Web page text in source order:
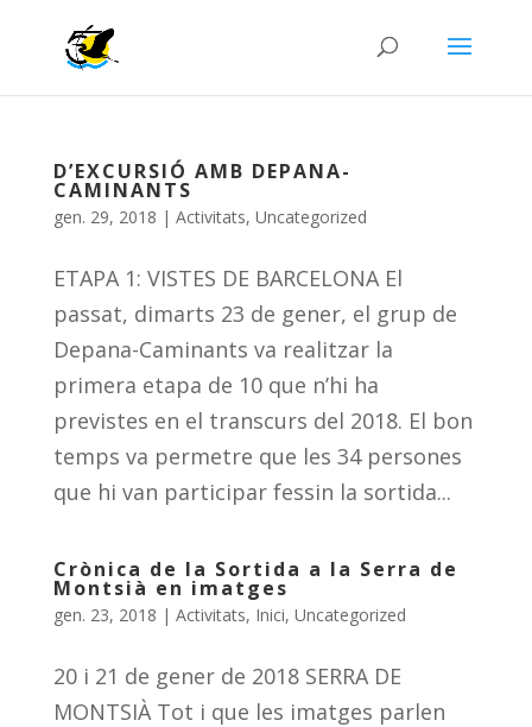
D’EXCURSIÓ AMB DEPANA-
CAMINANTS
gen. 29, 2018 | Activitats, Uncategorized
ETAPA 1: VISTES DE BARCELONA El
passat, dimarts 23 de gener, el grup de
Depana-Caminants va realitzar la
primera etapa de 10 que n’hi ha
previstes en el transcurs del 2018. El bon
temps va permetre que les 34 persones
que hi van participar fessin la sortida...
Crònica de la Sortida a la Serra de
Montsià en imatges
gen. 23, 2018 | Activitats, Inici, Uncategorized
20 i 21 de gener de 2018 SERRA DE
MONTSIÀ Tot i que les imatges parlen